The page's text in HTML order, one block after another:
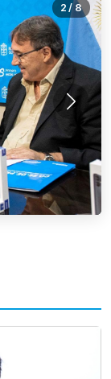
2 / 8